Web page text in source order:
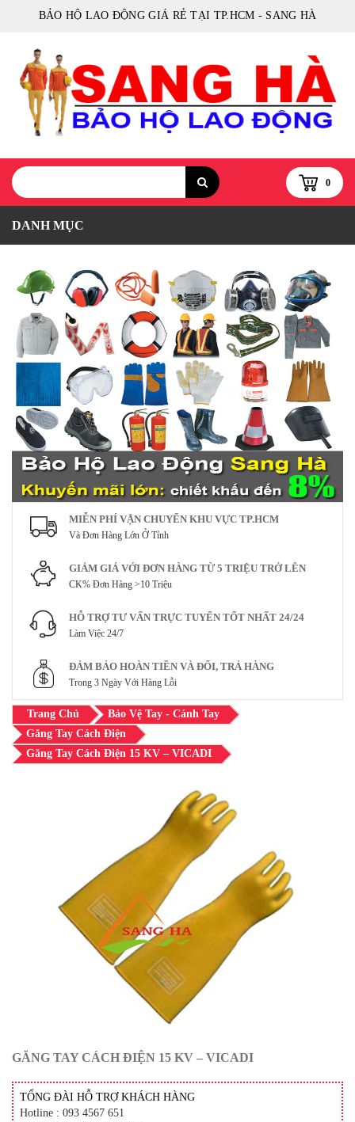
BẢO HỘ LAO ĐỘNG GIÁ RẺ TẠI TP.HCM - SANG HÀ
0
DANH MỤC
MIỄN PHÍ VẬN CHUYỂN KHU VỰC TP.HCM
Và Đơn Hàng Lớn Ở Tỉnh
GIẢM GIÁ VỚI ĐƠN HÀNG TỪ 5 TRIỆU TRỞ LÊN
CK% Đơn Hàng >10 Triệu
HỖ TRỢ TƯ VẤN TRỰC TUYẾN TỐT NHẤT 24/24
Làm Việc 24/7
ĐẢM BẢO HOÀN TIỀN VÀ ĐỔI, TRẢ HÀNG
Trong 3 Ngày Với Hàng Lỗi
Trang Chủ
Bảo Vệ Tay - Cánh Tay
Găng Tay Cách Điện
Găng Tay Cách Điện 15 KV – VICADI
GĂNG TAY CÁCH ĐIỆN 15 KV – VICADI
TỔNG ĐÀI HỖ TRỢ KHÁCH HÀNG
Hotline : 093 4567 651